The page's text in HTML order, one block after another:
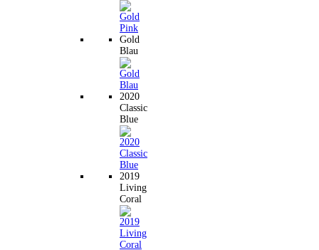
Gold
Blau
2020
Classic
Blue
2019
Living
Coral